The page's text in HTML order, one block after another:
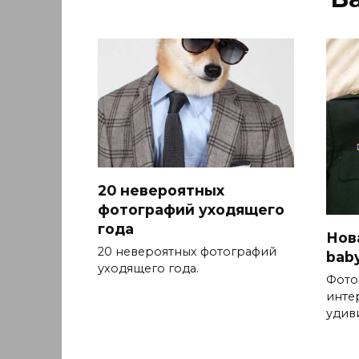
20 невероятных
фотографий уходящего
года
20 невероятных фотографий
уходящего года.